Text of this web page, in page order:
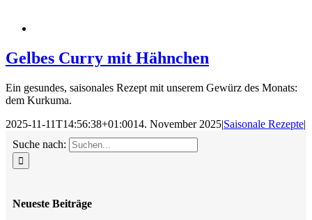
Gelbes Curry mit Hähnchen
Ein gesundes, saisonales Rezept mit unserem Gewürz des Monats:
dem Kurkuma.
2025-11-11T14:56:38+01:0014. November 2025|Saisonale Rezepte|
Suche nach:
Neueste Beiträge